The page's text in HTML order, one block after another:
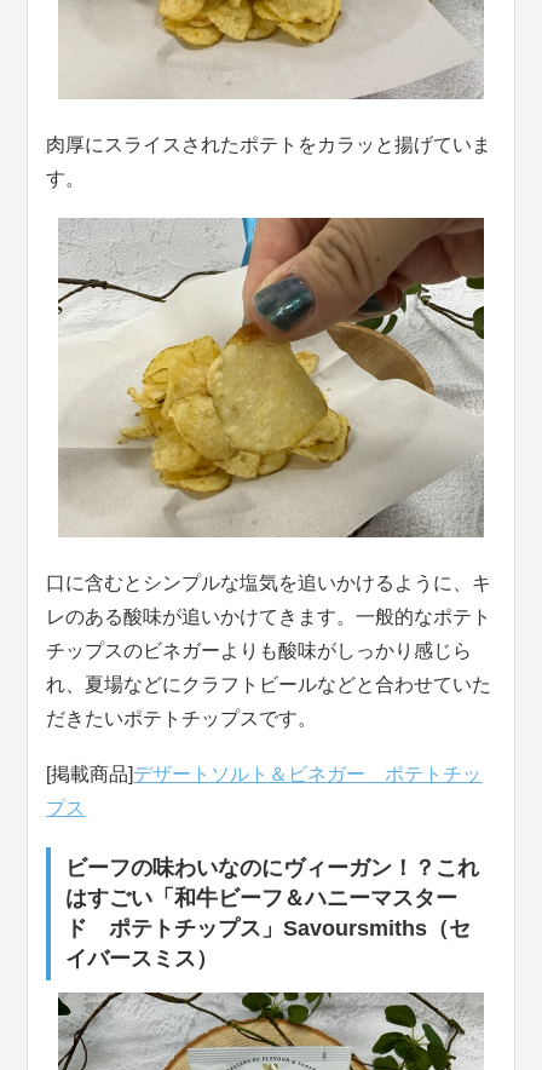
肉厚にスライスされたポテトをカラッと揚げていま
す。
口に含むとシンプルな塩気を追いかけるように、キ
レのある酸味が追いかけてきます。一般的なポテト
チップスのビネガーよりも酸味がしっかり感じら
れ、夏場などにクラフトビールなどと合わせていた
だきたいポテトチップスです。
[掲載商品]デザートソルト＆ビネガー ポテトチッ
プス
ビーフの味わいなのにヴィーガン！？これ
はすごい「和牛ビーフ＆ハニーマスター
ド ポテトチップス」Savoursmiths（セ
イバースミス）